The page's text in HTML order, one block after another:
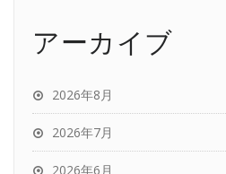
アーカイブ
2026年8月
2026年7月
2026年6月